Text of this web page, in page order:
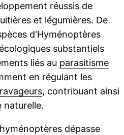
réussis de
et légumières. De
d'Hyménoptères
substantiels
liés au parasitisme
en régulant les
ravageurs, contribuant ainsi
naturelle.
dépasse